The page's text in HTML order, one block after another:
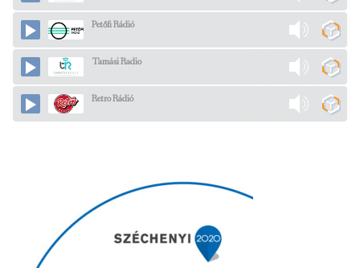
Petőfi Rádió
Tamási Radio
Retro Rádió